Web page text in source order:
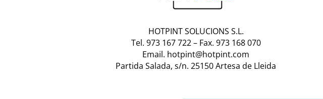
HOTPINT SOLUCIONS S.L.
Tel. 973 167 722– Fax. 973 168 070
Email. hotpint@hotpint.com
Partida Salada, s/n. 25150 Artesa de Lleida